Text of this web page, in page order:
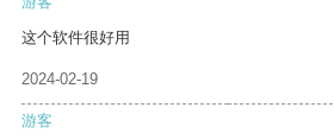
这个软件很好用
2024-02-19
游客